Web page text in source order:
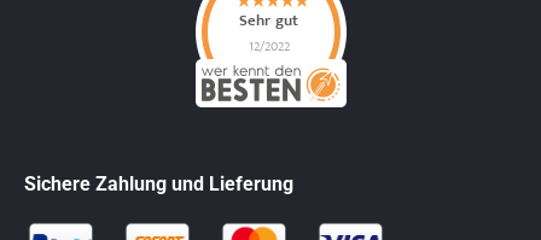
Sichere Zahlung und Lieferung